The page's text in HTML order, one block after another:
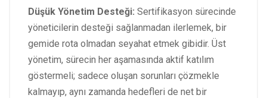
Düşük Yönetim Desteği: Sertifikasyon sürecinde
yöneticilerin desteği sağlanmadan ilerlemek, bir
gemide rota olmadan seyahat etmek gibidir. Üst
yönetim, sürecin her aşamasında aktif katılım
göstermeli; sadece oluşan sorunları çözmekle
kalmayıp, aynı zamanda hedefleri de net bir